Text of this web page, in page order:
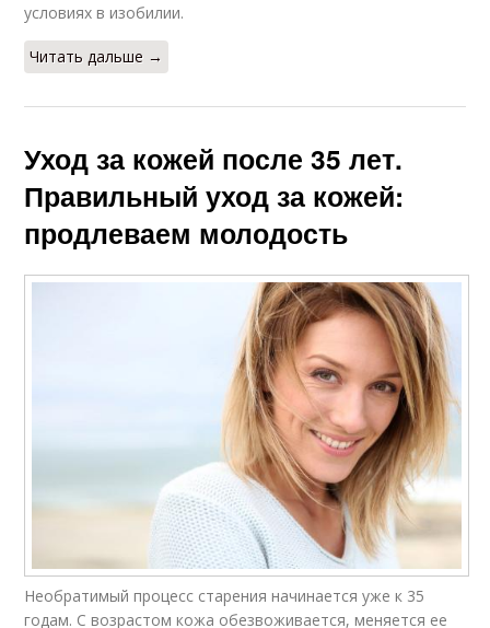
условиях в изобилии.
Читать дальше →
Уход за кожей после 35 лет.
Правильный уход за кожей:
продлеваем молодость
Необратимый процесс старения начинается уже к 35
годам. С возрастом кожа обезвоживается, меняется ее